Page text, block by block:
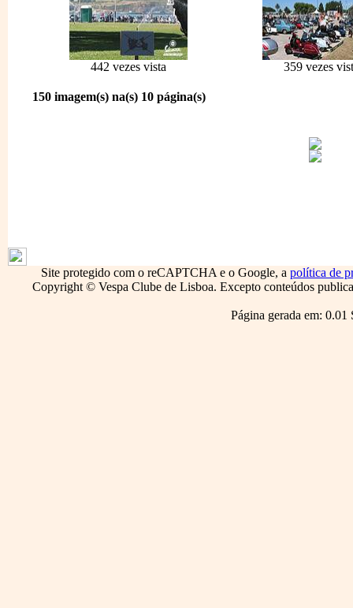
442 vezes vista 359 vezes
150 imagem(s) na(s) 10 página(s)
Site protegido com o reCAPTCHA e o Google, a política de
Copyright © Vespa Clube de Lisboa. Excepto conteúdos
Página gerada em: 0.01